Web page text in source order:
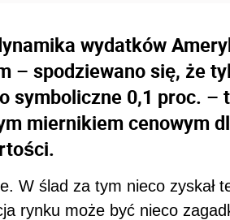
wydatków
– spodziewano się, że
symboliczne 0,1 proc. –
miernikiem cenowym
W ślad za tym nieco zyskał
rynku może być nieco